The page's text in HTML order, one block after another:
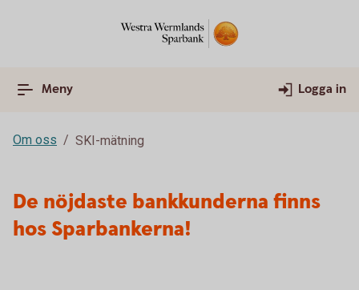
Meny Logga in
Om oss SKI-mätning
De nöjdaste bankkunderna finns
hos Sparbankerna!